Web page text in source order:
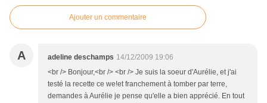
Ajouter un commentaire
A adeline deschamps 14/12/2009 19:06
<br /> Bonjour,<br /> <br /> Je suis la soeur d'Aurélie, et j'ai
testé la recette ce we!et franchement à tomber par terre,
demandes à Aurélie je pense qu'elle a bien apprécié. En tout